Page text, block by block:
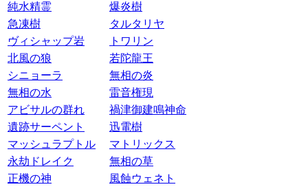
純水精霊
爆炎樹
急凍樹
タルタリヤ
ヴィシャップ岩
トワリン
北風の狼
若陀龍王
シニョーラ
無相の炎
無相の水
雷音権現
アビサルの群れ
禍津御建鳴神命
遺跡サーペント
迅電樹
マッシュラプトル
マトリックス
永劫ドレイク
無相の草
正機の神
風蝕ウェネト